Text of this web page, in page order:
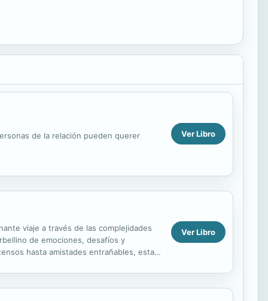
de la relación pueden querer Ver Libro
viaje a través de las complejidades
de emociones, desafíos y
hasta amistades entrañables, esta
Ver Libro